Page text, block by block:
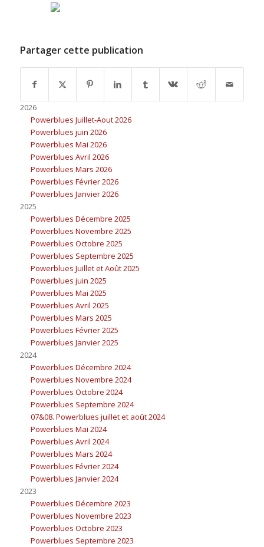
Partager cette publication
2026
Powerblues Juillet-Aout 2026
Powerblues juin 2026
Powerblues Mai 2026
Powerblues Avril 2026
Powerblues Mars 2026
Powerblues Février 2026
Powerblues Janvier 2026
2025
Powerblues Décembre 2025
Powerblues Novembre 2025
Powerblues Octobre 2025
Powerblues Septembre 2025
Powerblues Juillet et Août 2025
Powerblues juin 2025
Powerblues Mai 2025
Powerblues Avril 2025
Powerblues Mars 2025
Powerblues Février 2025
Powerblues Janvier 2025
2024
Powerblues Décembre 2024
Powerblues Novembre 2024
Powerblues Octobre 2024
Powerblues Septembre 2024
07&08. Powerblues juillet et août 2024
Powerblues Mai 2024
Powerblues Avril 2024
Powerblues Mars 2024
Powerblues Février 2024
Powerblues Janvier 2024
2023
Powerblues Décembre 2023
Powerblues Novembre 2023
Powerblues Octobre 2023
Powerblues Septembre 2023